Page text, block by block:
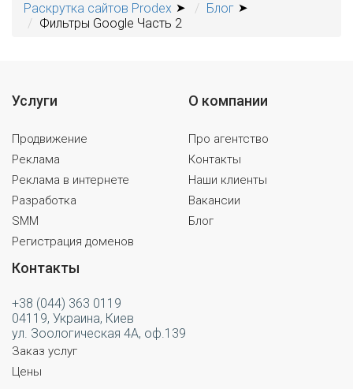
Раскрутка сайтов Prodex
Блог
Фильтры Google Часть 2
Услуги
Продвижение
Реклама
Реклама в интернете
Разработка
SMM
Регистрация доменов
О компании
Про агентство
Контакты
Наши клиенты
Вакансии
Блог
Контакты
+38 (044) 363 0119
04119, Украина, Киев
ул. Зоологическая 4А, оф.139
Заказ услуг
Цены